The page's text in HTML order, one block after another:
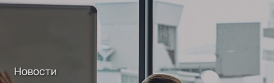
Новости